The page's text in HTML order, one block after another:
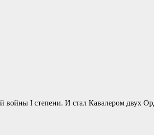
войны I степени. И стал Кавалером двух